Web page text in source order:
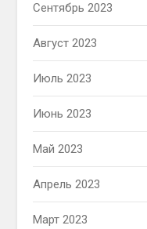
Сентябрь 2023
Август 2023
Июль 2023
Июнь 2023
Май 2023
Апрель 2023
Март 2023